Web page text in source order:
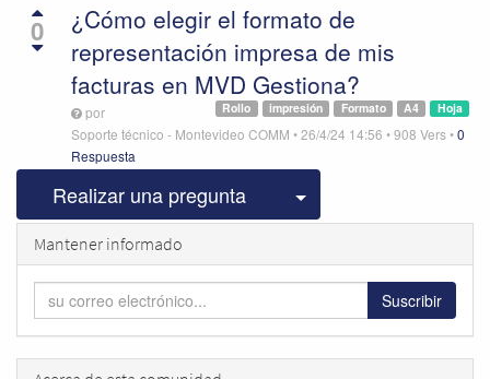
0
¿Cómo elegir el formato de
representación impresa de mis
facturas en MVD Gestiona?
Hoja
A4
Formato
impresión
Rollo
por
Soporte técnico - Montevideo COMM •26/4/24 14:56 •908 Vers•0
Respuesta
Realizar una pregunta Seleccionar
Mantener informado
Suscribir